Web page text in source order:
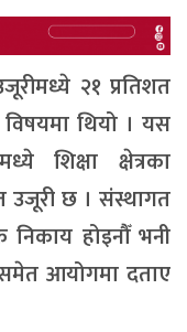
२१ प्रतिशत
थियो । यस
शिक्षा क्षेत्रका
उजूरी छ । संस्थागत
निकाय होइनौँ भनी
आयोगमा दताए